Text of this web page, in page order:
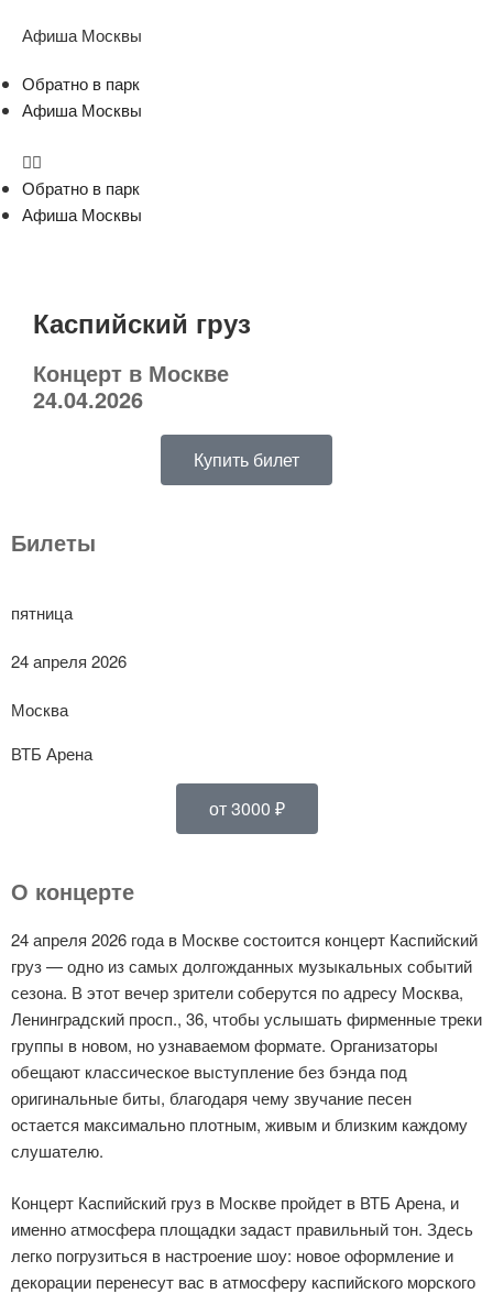
Афиша Москвы
Обратно в парк
Афиша Москвы
Обратно в парк
Афиша Москвы
Каспийский груз
Концерт в Москве
24.04.2026
Купить билет
Билеты
пятница
24 апреля 2026
Москва
ВТБ Арена
от 3000 ₽
О концерте
24 апреля 2026 года в Москве состоится концерт Каспийский
груз — одно из самых долгожданных музыкальных событий
сезона. В этот вечер зрители соберутся по адресу Москва,
Ленинградский просп., 36, чтобы услышать фирменные треки
группы в новом, но узнаваемом формате. Организаторы
обещают классическое выступление без бэнда под
оригинальные биты, благодаря чему звучание песен
остается максимально плотным, живым и близким каждому
слушателю.
Концерт Каспийский груз в Москве пройдет в ВТБ Арена, и
именно атмосфера площадки задаст правильный тон. Здесь
легко погрузиться в настроение шоу: новое оформление и
декорации перенесут вас в атмосферу каспийского морского